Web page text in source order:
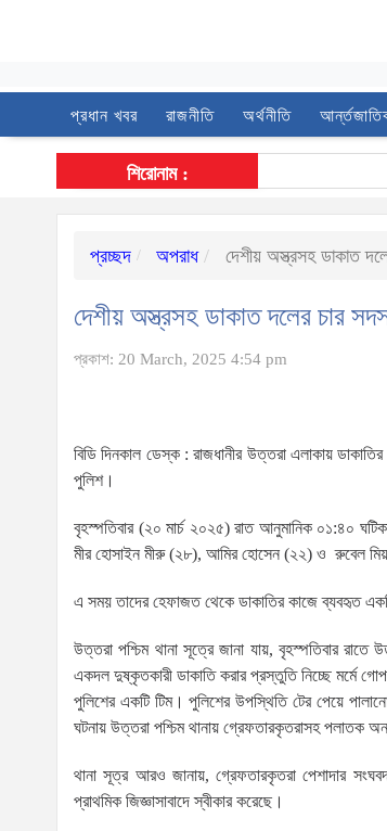
প্রধান খবর রাজনীতি অর্থনীতি
শিরোনাম :
প্রচ্ছদ অপরাধ দেশীয় অস্ত্রসহ ডাকাত
দেশীয় অস্ত্রসহ ডাকাত দলের চার
প্রকাশ: 20 March, 2025 4:54 pm
বিডি দিনকাল ডেস্ক : রাজধানীর উত্তরা এলাকায়
পুলিশ।
বৃহস্পতিবার (২০ মার্চ ২০২৫) রাত আনুমানিক ০১:৪০
মীর হোসাইন মীরু (২৮), আমির হোসেন (২২) ও রুবেল
এ সময় তাদের হেফাজত থেকে ডাকাতির কাজে ব্যবহৃত
উত্তরা পশ্চিম থানা সূত্রে জানা যায়, বৃহস্পতিবার
একদল দুষ্কৃতকারী ডাকাতি করার প্রস্তুতি নিচ্ছে মর্মে
পুলিশের একটি টিম। পুলিশের উপস্থিতি টের পেয়ে
ঘটনায় উত্তরা পশ্চিম থানায় গ্রেফতারকৃতরাসহ পলাতক
থানা সূত্র আরও জানায়, গ্রেফতারকৃতরা পেশাদার
প্রাথমিক জিজ্ঞাসাবাদে স্বীকার করেছে।